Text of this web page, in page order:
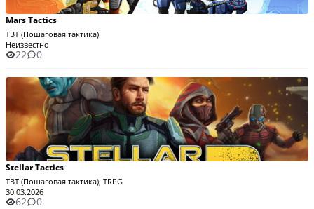
Mars Tactics
TBT (Пошаговая тактика)
Неизвестно
22 0
Stellar Tactics
TBT (Пошаговая тактика), TRPG
30.03.2026
62 0